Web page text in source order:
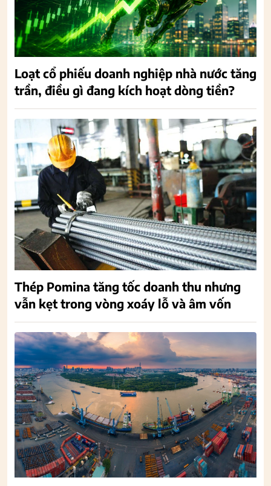
Loạt cổ phiếu doanh nghiệp nhà nước tăng
trần, điều gì đang kích hoạt dòng tiền?
Thép Pomina tăng tốc doanh thu nhưng
vẫn kẹt trong vòng xoáy lỗ và âm vốn